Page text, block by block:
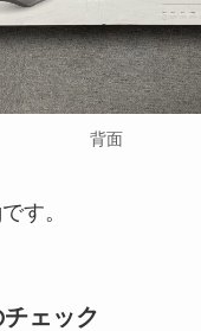
背面
す。
ェック